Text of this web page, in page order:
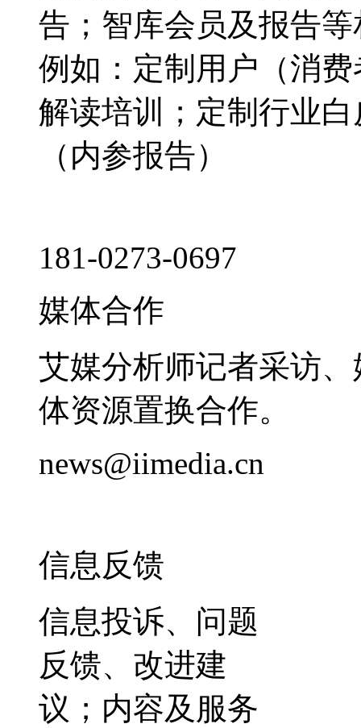
告；智库会员及报告
例如：定制用户（消
解读培训；定制行业
（内参报告）
181-0273-0697
媒体合作
艾媒分析师记者采访
体资源置换合作。
news@iimedia.cn
信息反馈
信息投诉、问题
反馈、改进建
议；内容及服务